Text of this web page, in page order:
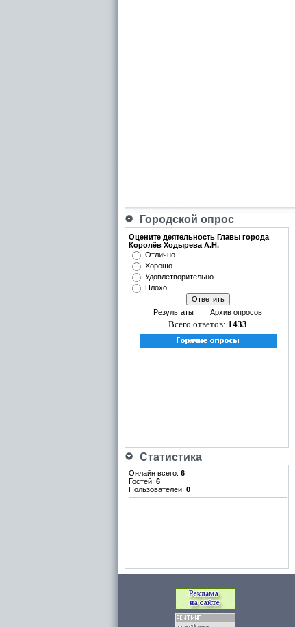
Городской опрос
Оцените деятельность Главы города
Королёв Ходырева А.Н.
Отлично
Хорошо
Удовлетворительно
Плохо
Результаты Архив опросов
Всего ответов: 1433
Статистика
Онлайн всего: 6
Гостей: 6
Пользователей: 0